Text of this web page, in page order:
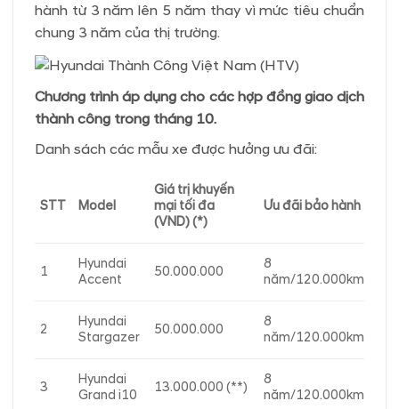
hành từ 3 năm lên 5 năm thay vì mức tiêu chuẩn
chung 3 năm của thị trường.
Chương trình áp dụng cho các hợp đồng giao dịch
thành công trong tháng 10.
Danh sách các mẫu xe được hưởng ưu đãi:
STT Model
Giá trị khuyến
mại tối đa
(VND) (*)
Ưu đãibảo hành
1
Hyundai
Accent
50.000.000
8
năm/120.000km
2
Hyundai
Stargazer
50.000.000
8
năm/120.000km
3
Hyundai
Grand i10
13.000.000 (**)
8
năm/120.000km